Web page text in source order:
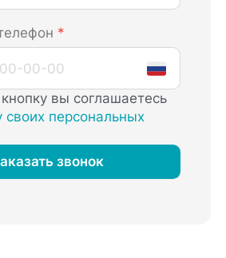
*
вы соглашаетесь
своих персональных
звонок